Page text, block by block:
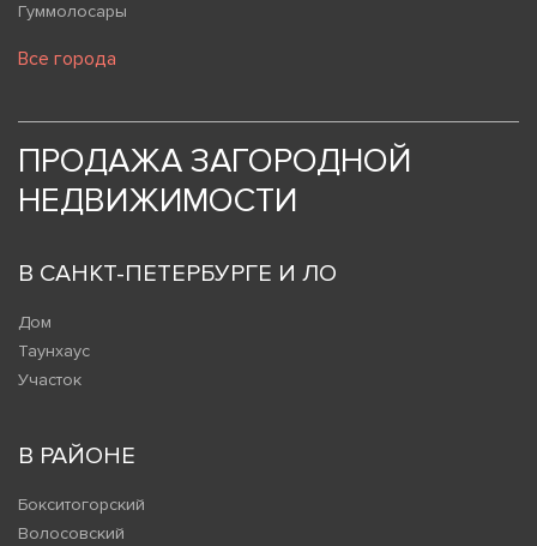
Гуммолосары
Все города
ПРОДАЖА ЗАГОРОДНОЙ
НЕДВИЖИМОСТИ
В САНКТ-ПЕТЕРБУРГЕ И ЛО
Дом
Таунхаус
Участок
В РАЙОНЕ
Бокситогорский
Волосовский